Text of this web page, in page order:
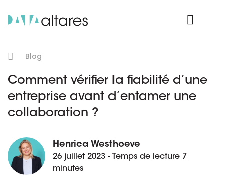
Blog
Comment vérifier la fiabilité d’une
entreprise avant d’entamer une
collaboration ?
Henrica Westhoeve
26 juillet 2023 - Temps de lecture 7
minutes